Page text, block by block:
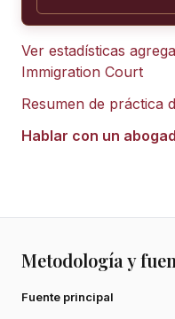
Ver estadísticas
Immigration Court
Resumen de práctica
Hablar con un
Metodología y
Fuente principal